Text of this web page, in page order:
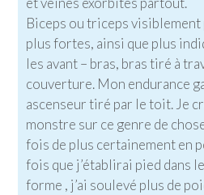
Biceps ou triceps visiblement
plus fortes, ainsi que plus
les avant – bras, bras tiré à
couverture. Mon endurance
ascenseur tiré par le toit. Je
monstre sur ce genre de
fois de plus certainement en
fois que j’établirai pied dans
forme , j’ai soulevé plus de